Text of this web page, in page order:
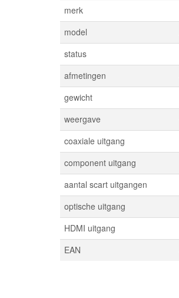
merk
model
status
afmetingen
gewicht
weergave
coaxiale uitgang
component uitgang
aantal scart uitgangen
optische uitgang
HDMI uitgang
EAN